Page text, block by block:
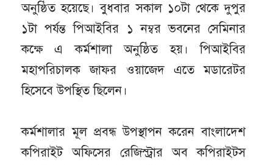
অনুষ্ঠিত হয়েছে। বুধবার সকাল ১০টা থেকে দুপুর
১টা পর্যন্ত পিআইবির ১ নম্বর ভবনের সেমিনার
কক্ষে এ কর্মশালা অনুষ্ঠিত হয়। পিআইবির
মহাপরিচালক জাফর ওয়াজেদ এতে মডারেটর
হিসেবে উপস্থিত ছিলেন।
কর্মশালার মূল প্রবন্ধ উপস্থাপন করেন বাংলাদেশ
কপিরাইট অফিসের রেজিস্ট্রার অব কপিরাইটস